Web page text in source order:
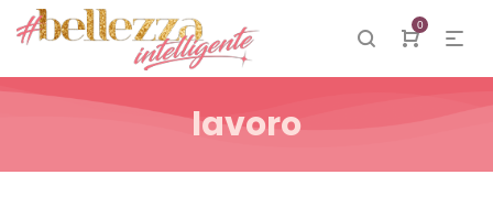
0
lavoro